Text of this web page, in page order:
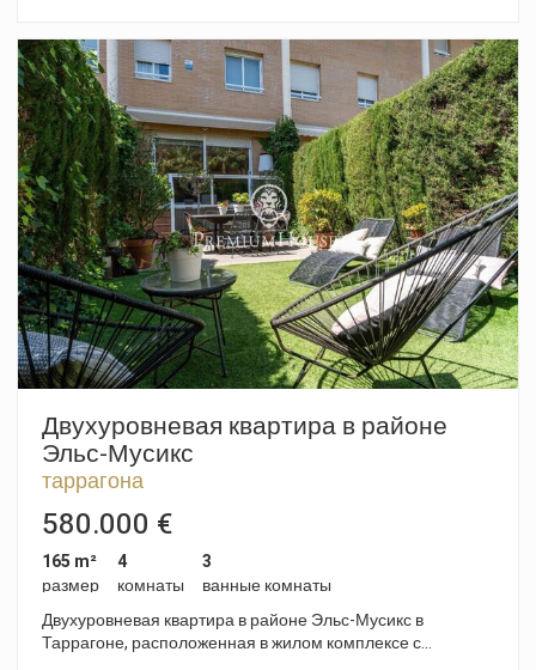
В квартире есть гостиная-столовая с выходом на террасу,
откуда открывается вид на Рамблу, вторая столовая на
шесть человек, а также кухня-офис с кладовой и
прачечной. В квартире четыре спальни с двуспальными
кроватями, две из которых с собственными ванными
комнатами, а также дополнительная полностью
оборудованная ванная комната и гостевой туалет. К
квартире прилагается кладовая и два парковочных места,
расположенные в том же жилом комплексе. Рамбла-Нова
— это центральная улица, полная магазинов и кафе,
которая заканчивается у знаменитого «Балкона
Средиземноморья» с потрясающим видом на море.
Расположение имеет ключевое значение: в
непосредственной близости находятся все необходимые
услуги, магазины, железнодорожный вокзал, автобусная
остановка и пляжи Таррагоны.
Двухуровневая квартира в районе
Эльс-Мусикс
таррагона
580.000 €
165 m²
размер
4
комнаты
3
ванные комнаты
Двухуровневая квартира в районе Эльс-Мусикс в
Таррагоне, расположенная в жилом комплексе с